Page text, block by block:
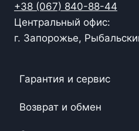
+38 (067) 840-88-44
Центральный офис:
г. Запорожье,
Гарантия и сервис
Возврат и обмен